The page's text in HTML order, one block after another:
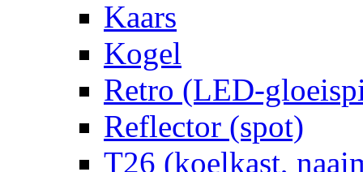
Kaars
Kogel
Retro (LED-
Reflector (spot)
T26 (koelkast,